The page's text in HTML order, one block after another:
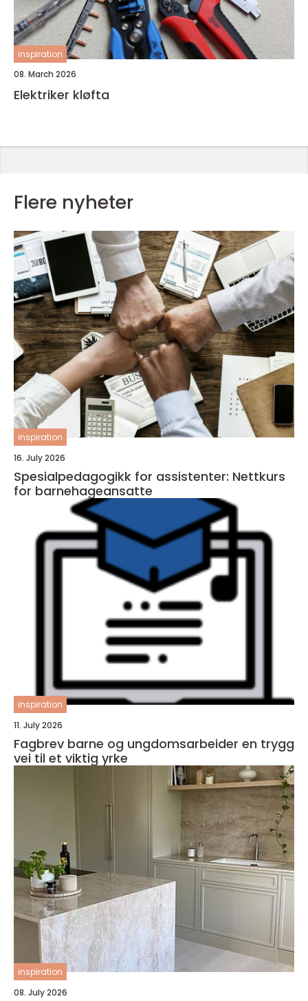
inspiration
08. March 2026
Elektriker kløfta
Flere nyheter
inspiration
16. July 2026
Spesialpedagogikk for assistenter: Nettkurs
for barnehageansatte
inspiration
11. July 2026
Fagbrev barne og ungdomsarbeider en trygg
vei til et viktig yrke
inspiration
08. July 2026